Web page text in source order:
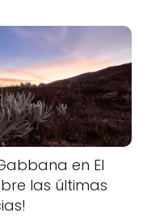
en El
las últimas